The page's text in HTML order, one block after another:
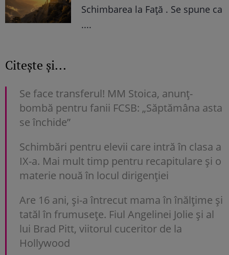
Schimbarea la Față . Se spune ca
....
Citește și...
Se face transferul! MM Stoica, anunț-
bombă pentru fanii FCSB: „Săptămâna asta
se închide”
Schimbări pentru elevii care intră în clasa a
IX-a. Mai mult timp pentru recapitulare și o
materie nouă în locul dirigenției
Are 16 ani, și-a întrecut mama în înălțime și
tatăl în frumusețe. Fiul Angelinei Jolie și al
lui Brad Pitt, viitorul cuceritor de la
Hollywood